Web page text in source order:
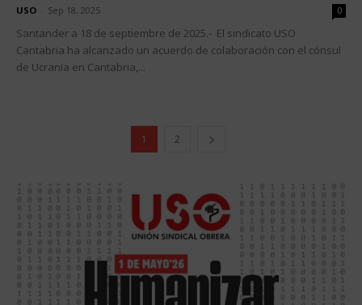
USO Sep 18, 2025 0
Santander a 18 de septiembre de 2025.- El sindicato USO
Cantabria ha alcanzado un acuerdo de colaboración con el cónsul
de Ucrania en Cantabria,...
1 2